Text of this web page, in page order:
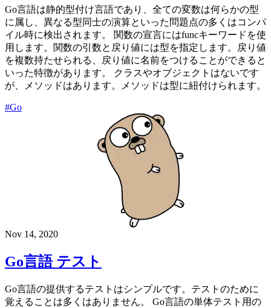
Go言語は静的型付け言語であり、全ての変数は何らかの型
に属し、異なる型同士の演算といった問題点の多くはコンパ
イル時に検出されます。 関数の宣言にはfuncキーワードを使
用します。関数の引数と戻り値には型を指定します。戻り値
を複数持たせられる、戻り値に名前をつけることができると
いった特徴があります。 クラスやオブジェクトはないです
が、メソッドはあります。メソッドは型に紐付けられます。
#Go
Nov 14, 2020
Go言語 テスト
Go言語の提供するテストはシンプルです。テストのために
覚えることは多くはありません。 Go言語の単体テスト用の